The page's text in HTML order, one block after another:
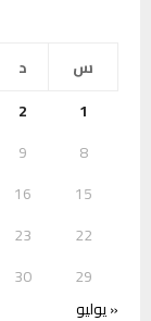
س
د
1
2
8
9
15
16
22
23
29
30
« يوليو